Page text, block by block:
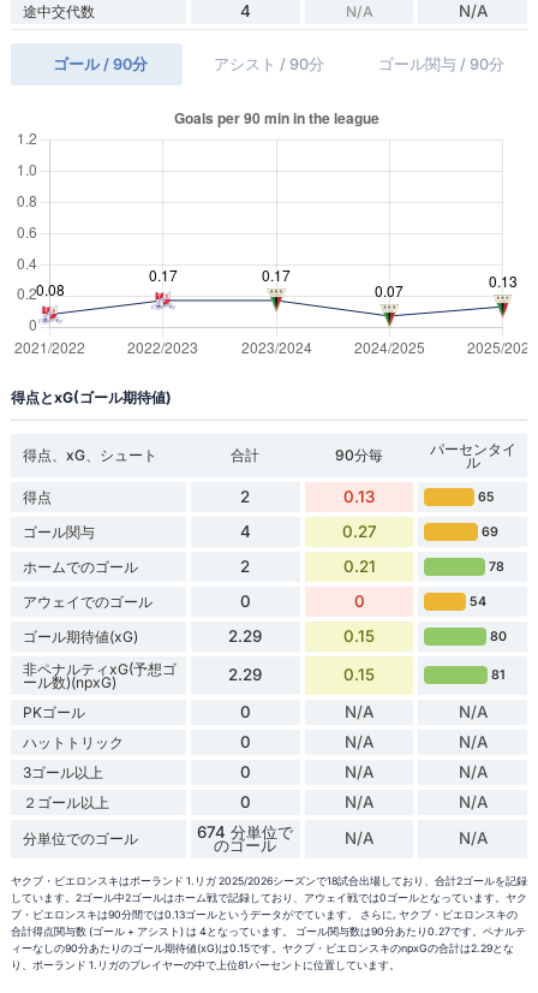
途中交代数 4 N/A N/A
ゴール / 90分 アシスト / 90分 ゴール関与 / 90分
得点とxG(ゴール期待値)
得点、xG、シュート 合計 90分毎 パーセンタイ
ル
得点
2 0.13 65
ゴール関与 4 0.27 69
ホームでのゴール 2 0.21 78
アウェイでのゴール 0 0 54
ゴール期待値(xG) 2.29 0.15 80
非ペナルティxG(予想ゴ
ール数)(npxG) 2.29 0.15 81
PKゴール 0 N/A N/A
ハットトリック 0 N/A N/A
3ゴール以上 0 N/A N/A
２ゴール以上 0 N/A N/A
分単位でのゴール 674 分単位で
のゴール N/A N/A
ヤクブ・ビエロンスキはポーランド 1.リガ 2025/2026シーズンで18試合出場しており、合計2ゴールを記録
しています。2ゴール中2ゴールはホーム戦で記録しており、アウェイ戦では0ゴールとなっています。ヤク
ブ・ビエロンスキは90分間では0.13ゴールというデータがでています。 さらに, ヤクブ・ビエロンスキの
合計得点関与数 (ゴール + アシスト) は 4となっています。 ゴール関与数は90分あたり0.27です。ペナルテ
ィーなしの90分あたりのゴール期待値(xG)は0.15です。ヤクブ・ビエロンスキのnpxGの合計は2.29とな
り、ポーランド 1.リガのプレイヤーの中で上位81パーセントに位置しています。